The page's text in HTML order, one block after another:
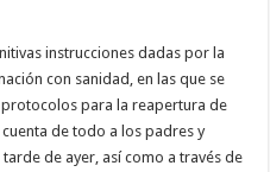
instrucciones dadas por la
con sanidad, en las que se
para la reapertura de
de todo a los padres y
de ayer, así como a través de